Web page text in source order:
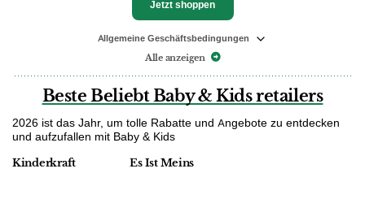
Jetzt shoppen
Allgemeine Geschäftsbedingungen
Alle anzeigen
Beste Beliebt Baby & Kids retailers
2026 ist das Jahr, um tolle Rabatte und Angebote zu entdecken
und aufzufallen mit Baby & Kids
Kinderkraft Es Ist Meins